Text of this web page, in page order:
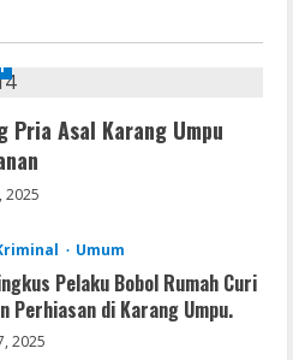
Workstation Portable +
Crack + Portable Clean
Pria Asal Karang Umpu
2025
Umum
Pelaku Bobol Rumah Curi
Perhiasan di Karang Umpu.
2025